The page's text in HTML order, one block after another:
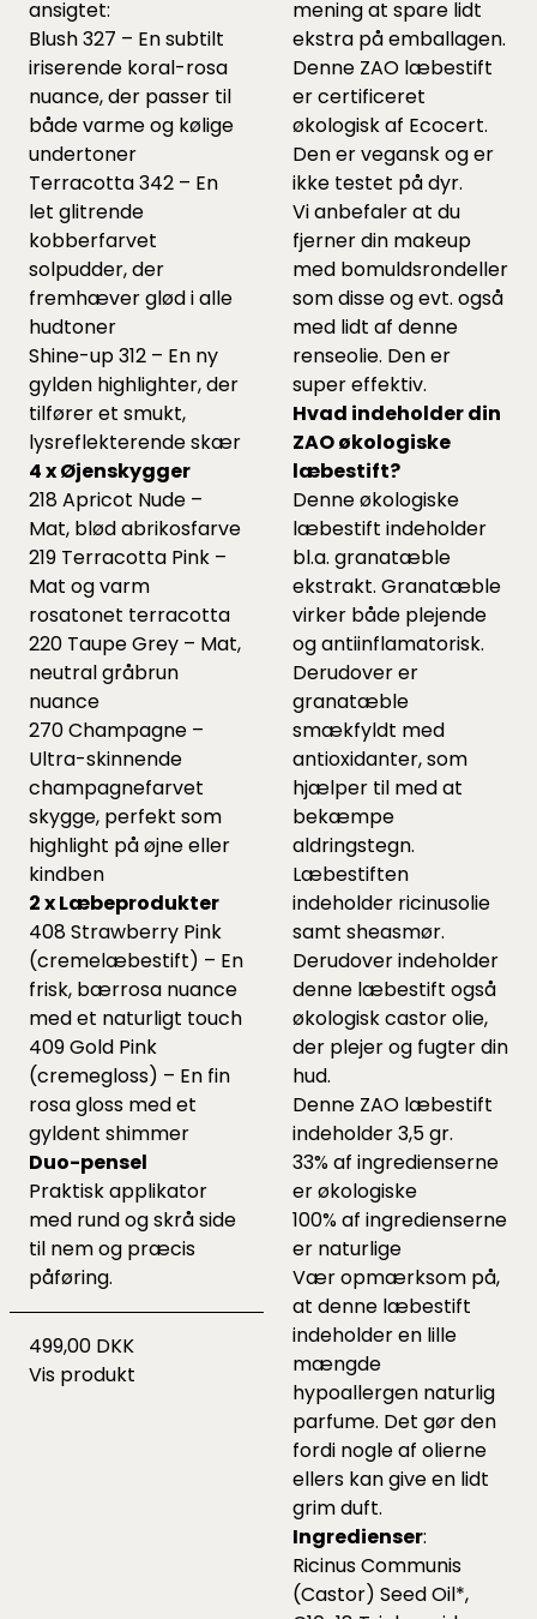
ansigtet:
Blush 327 – En subtilt
iriserende koral-rosa
nuance, der passer til
både varme og kølige
undertoner
Terracotta 342 – En
let glitrende
kobberfarvet
solpudder, der
fremhæver glød i alle
hudtoner
Shine-up 312 – En ny
gylden highlighter, der
tilfører et smukt,
lysreflekterende skær
4 x Øjenskygger
218 Apricot Nude –
Mat, blød abrikosfarve
219 Terracotta Pink –
Mat og varm
rosatonet terracotta
220 Taupe Grey – Mat,
neutral gråbrun
nuance
270 Champagne –
Ultra-skinnende
champagnefarvet
skygge, perfekt som
highlight på øjne eller
kindben
2 x Læbeprodukter
408 Strawberry Pink
(cremelæbestift) – En
frisk, bærrosa nuance
med et naturligt touch
409 Gold Pink
(cremegloss) – En fin
rosa gloss med et
gyldent shimmer
Duo-pensel
Praktisk applikator
med rund og skrå side
til nem og præcis
påføring.
499,00 DKK
Vis produkt
mening at spare lidt
ekstra på emballagen.
Denne ZAO læbestift
er certificeret
økologisk af Ecocert.
Den er vegansk og er
ikke testet på dyr.
Vi anbefaler at du
fjerner din makeup
med bomuldsrondeller
somdisseog evt. også
med lidt af denne
renseolie. Den er
super effektiv.
Hvad indeholder din
ZAO økologiske
læbestift?
Denne økologiske
læbestift indeholder
bl.a. granatæble
ekstrakt. Granatæble
virker både plejende
og antiinflamatorisk.
Derudover er
granatæble
smækfyldt med
antioxidanter, som
hjælper til med at
bekæmpe
aldringstegn.
Læbestiften
indeholder ricinusolie
samt sheasmør.
Derudover indeholder
denne læbestift også
økologisk castor olie,
der plejer og fugter din
hud.
Denne ZAO læbestift
indeholder 3,5 gr.
33% af ingredienserne
er økologiske
100% af ingredienserne
er naturlige
Vær opmærksom på,
at denne læbestift
indeholder en lille
mængde
hypoallergen naturlig
parfume. Det gør den
fordi nogle af olierne
ellers kan give en lidt
grim duft.
Ingredienser:
Ricinus Communis
(Castor) Seed Oil*,